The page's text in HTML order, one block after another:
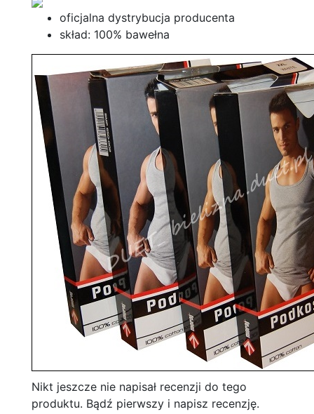
oficjalna dystrybucja producenta
skład: 100% bawełna
Nikt jeszcze nie napisał recenzji do tego
produktu. Bądź pierwszy i napisz recenzję.